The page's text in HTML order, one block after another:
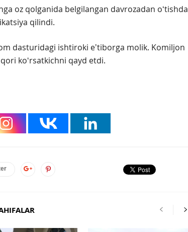
oz qolganida belgilangan davrozadan oʻtishda
qilindi.
dasturidagi ishtiroki eʼtiborga molik. Komiljon
koʻrsatkichni qayd etdi.